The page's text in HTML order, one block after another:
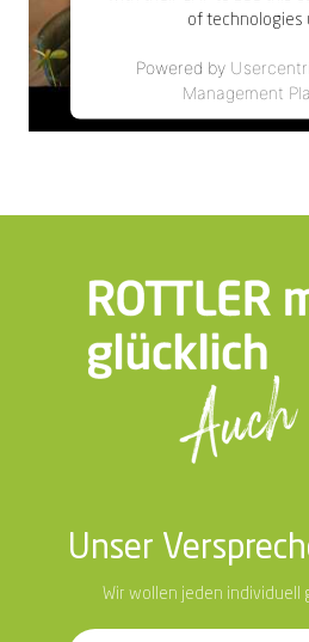
of technologies
Powered by
Management
Unser
Wir wollen jeden individuell